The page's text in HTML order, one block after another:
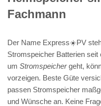
Fachmann
Der Name Express☀️PV️
Stromspeicher Batterien
um Stromspeichergeht,
vorzeigen. Beste Güte
passen Stromspeicher
und Wünsche an. Keine